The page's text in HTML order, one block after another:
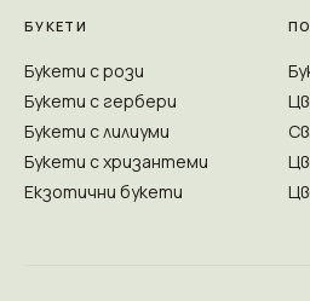
БУКЕТИ
Букети с рози
Букети с гербери
Букети с лилиуми
Букети с хризантеми
Екзотични букети